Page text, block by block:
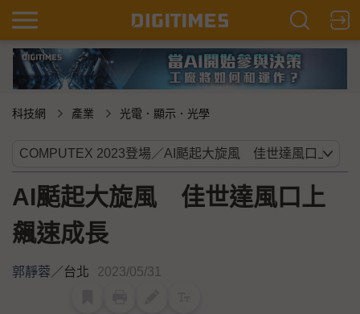
科技網 產業 光電．顯示．光學
AI颳起大旋風 佳世達風口上
飆速成長
郭靜蓉／台北 2023/05/31